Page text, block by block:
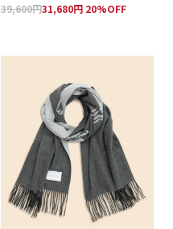
39,600円31,680円 20%OFF